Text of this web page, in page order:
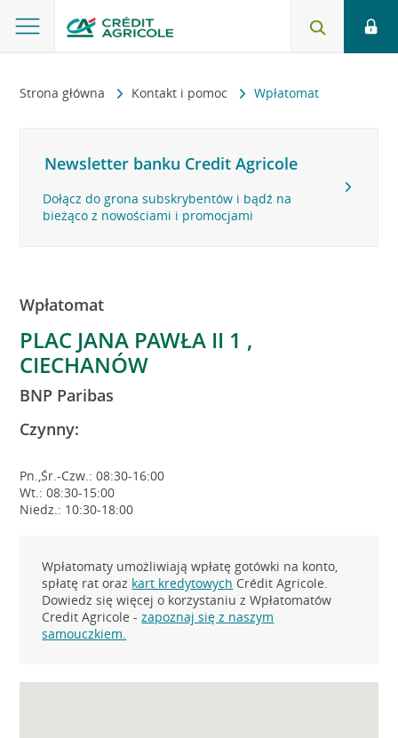
Strona główna Kontakt i pomoc Wpłatomat
Newsletter banku Credit Agricole
Dołącz do grona subskrybentów i bądź na
bieżąco z nowościami i promocjami
Wpłatomat
PLAC JANA PAWŁA II 1 ,
CIECHANÓW
BNP Paribas
Czynny:
Pn.,Śr.-Czw.: 08:30-16:00
Wt.: 08:30-15:00
Niedz.: 10:30-18:00
Wpłatomaty umożliwiają wpłatę gotówki na konto,
spłatę rat oraz kart kredytowych Crédit Agricole.
Dowiedz się więcej o korzystaniu z Wpłatomatów
Credit Agricole -zapoznaj się z naszym
samouczkiem.